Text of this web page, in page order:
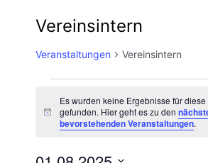
Vereinsintern
Veranstaltungen Vereinsintern
Veranstaltungen
Hinweis
Es wurden keine Ergebnisse für diese
gefunden. Hier geht es zu den
bevorstehenden Veranstaltungen.